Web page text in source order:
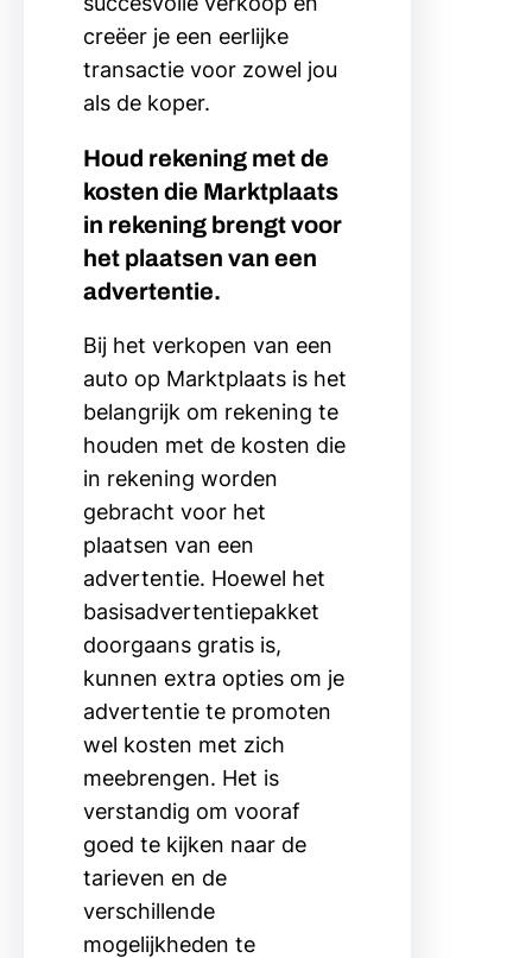
creëer je een eerlijke
transactie voor zowel jou
als de koper.
Houd rekening met de
kosten die Marktplaats
in rekening brengt voor
het plaatsen van een
advertentie.
Bij het verkopen van een
auto op Marktplaats is het
belangrijk om rekening te
houden met de kosten die
in rekening worden
gebracht voor het
plaatsen van een
advertentie. Hoewel het
basisadvertentiepakket
doorgaans gratis is,
kunnen extra opties om je
advertentie te promoten
wel kosten met zich
meebrengen. Het is
verstandig om vooraf
goed te kijken naar de
tarieven en de
verschillende
mogelijkheden te